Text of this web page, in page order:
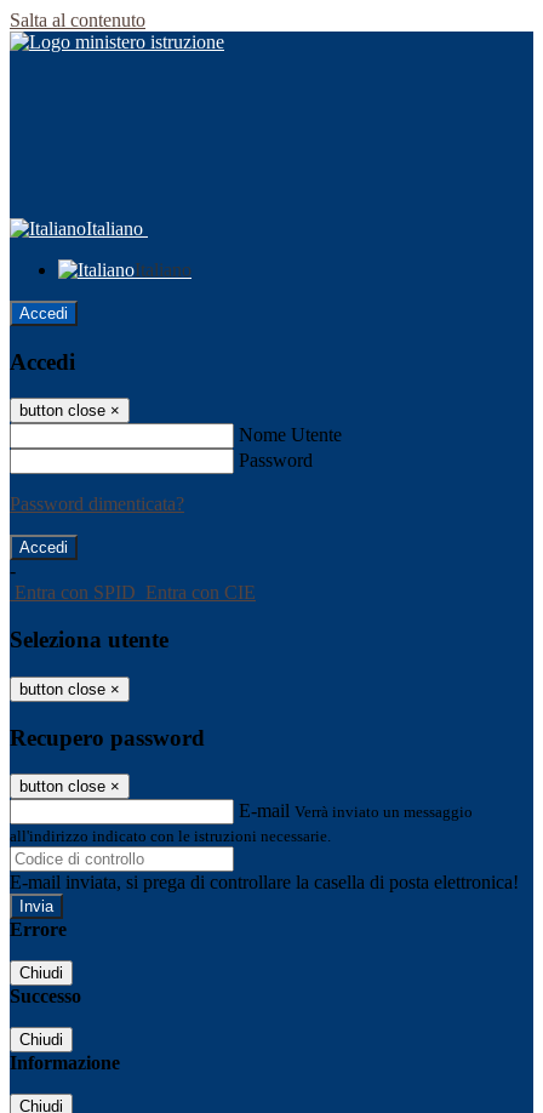
Salta al contenuto
Italiano
Italiano
Accedi
Accedi
button close ×
Nome Utente
Password
Password dimenticata?
-
Entra con SPID Entra con CIE
Seleziona utente
button close ×
Recupero password
button close ×
E-mail Verrà inviato un messaggio
all'indirizzo indicato con le istruzioni necessarie.
E-mail inviata, si prega di controllare la casella di posta elettronica!
Errore
Chiudi
Successo
Chiudi
Informazione
Chiudi